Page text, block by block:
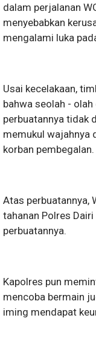
dalam perjalanan
menyebabkan
mengalami luka
Usai kecelakaan,
bahwa seolah -
perbuatannya tidak
memukul wajahnya
korban pembegalan.
Atas perbuatannya,
tahanan Polres
perbuatannya.
Kapolres pun
mencoba bermain
iming mendapat